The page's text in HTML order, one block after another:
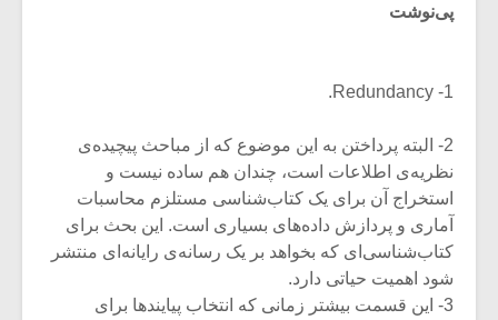
پی‌نوشت
1- Redundancy.
2- البته پرداختن به این موضوع که از مباحث پیچیده‌ی
نظریه‌ی اطلاعات است، چندان هم ساده نیست و
استخراج آن برای یک کتاب‌شناسی مستلزم محاسبات
آماری و پردازش داده‌های بسیاری است. این بحث برای
کتاب‌شناسی‌ای که بخواهد بر یک رسانه‌ی رایانه‌ای منتشر
شود اهمیت حیاتی دارد.
3- این قسمت بیشتر زمانی که انتخاب پیایندها برای